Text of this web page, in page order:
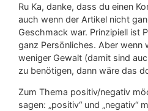
Ru Ka, danke, dass du einen
auch wenn der Artikel nicht
Geschmack war. Prinzipiell ist
ganz Persönliches. Aber wenn
weniger Gewalt (damit sind
zu benötigen, dann wäre das
Zum Thema positiv/negativ
sagen: „positiv“ und „negativ“